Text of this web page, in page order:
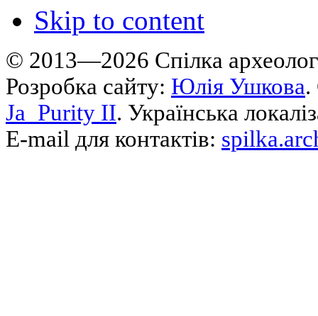
Skip to content
© 2013—2026 Cпілка
Розробка сайту: Юлія Ушкова.
Ja_Purity II. Українська
E-mail для контактів: